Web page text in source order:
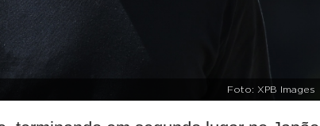
Foto: XPB Images